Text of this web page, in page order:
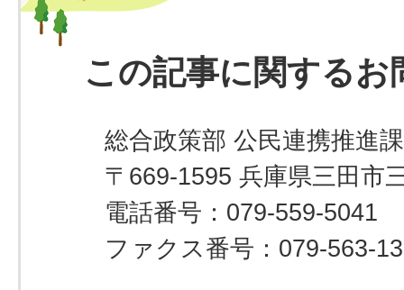
この記事に関するお
総合政策部 公民連携推進課
〒669-1595 兵庫県三田市
電話番号：079-559-5041
ファクス番号：079-563-